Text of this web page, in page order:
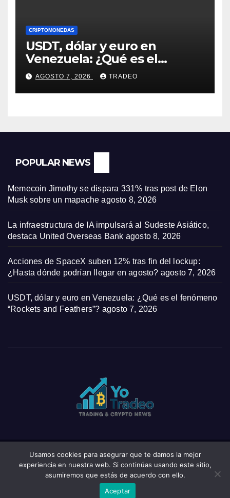
CRIPTOMONEDAS
USDT, dólar y euro en
Venezuela: ¿Qué es el
fenómeno “Rockets and
Feathers”?
AGOSTO 7, 2026 TRADEO
POPULAR NEWS
Memecoin Jimothy se dispara 331% tras post de Elon
Musk sobre un mapache agosto 8, 2026
La infraestructura de IA impulsará al Sudeste Asiático,
destaca United Overseas Bank agosto 8, 2026
Acciones de SpaceX suben 12% tras fin del lockup:
¿Hasta dónde podrían llegar en agosto? agosto 7, 2026
USDT, dólar y euro en Venezuela: ¿Qué es el fenómeno
“Rockets and Feathers”? agosto 7, 2026
Funciona gracias a WordPress|Tema: News Click deThemeansar
Privacy Policy Wishlist
Usamos cookies para asegurar que te damos la mejor
experiencia en nuestra web. Si continúas usando este sitio,
asumiremos que estás de acuerdo con ello.
Aceptar